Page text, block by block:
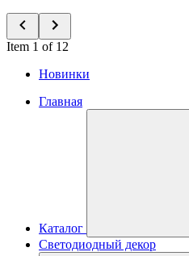
Item 1 of 12
Новинки
Главная
Каталог
Светодиодный декор